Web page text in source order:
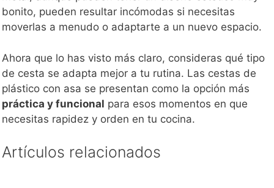
bonito, pueden resultar incómodas si necesitas
moverlas a menudo o adaptarte a un nuevo espacio.
Ahora que lo has visto más claro, consideras qué tipo
de cesta se adapta mejor a tu rutina. Las cestas de
plástico con asa se presentan como la opción más
práctica y funcional para esos momentos en que
necesitas rapidez y orden en tu cocina.
Artículos relacionados